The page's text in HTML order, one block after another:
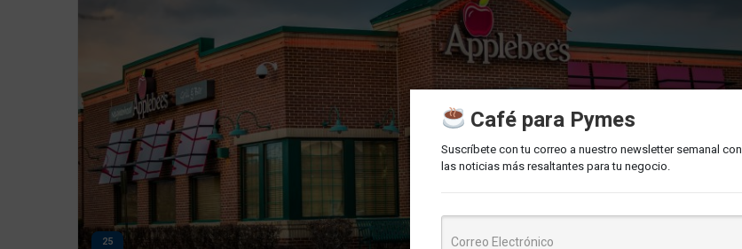
25
Café para Pymes
Suscríbete con tu correo a nuestro newsletter semanal con
las noticias más resaltantes para tu negocio.